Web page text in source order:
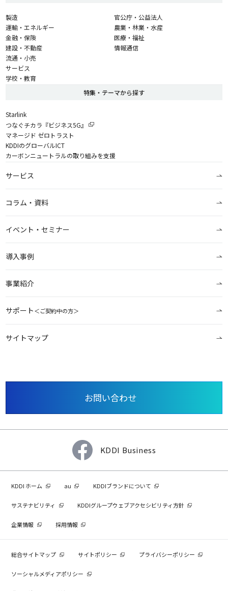
製造
運輸・エネルギー
金融・保険
建設・不動産
流通・小売
サービス
学校・教育
官公庁・公益法人
農業・林業・水産
医療・福祉
情報通信
特集・テーマから探す
Starlink
つなぐチカラ『ビジネス5G』
マネージド ゼロトラスト
KDDIのグローバルICT
カーボンニュートラルの取り組みを支援
サービス
コラム・資料
イベント・セミナー
導入事例
事業紹介
サポート＜ご契約中の方＞
サイトマップ
お問い合わせ
KDDI Business
KDDI ホーム au KDDIブランドについて
サステナビリティ KDDIグループウェブアクセシビリティ方針
企業情報 採用情報
総合サイトマップ サイトポリシー プライバシーポリシー
ソーシャルメディアポリシー